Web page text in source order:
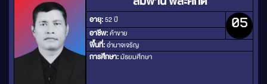
อายุ:52 ปี
อาชีพ:ค้าขาย
05
พื้นที่:อำนาจเจริญ
การศึกษา:มัธยมศึกษา